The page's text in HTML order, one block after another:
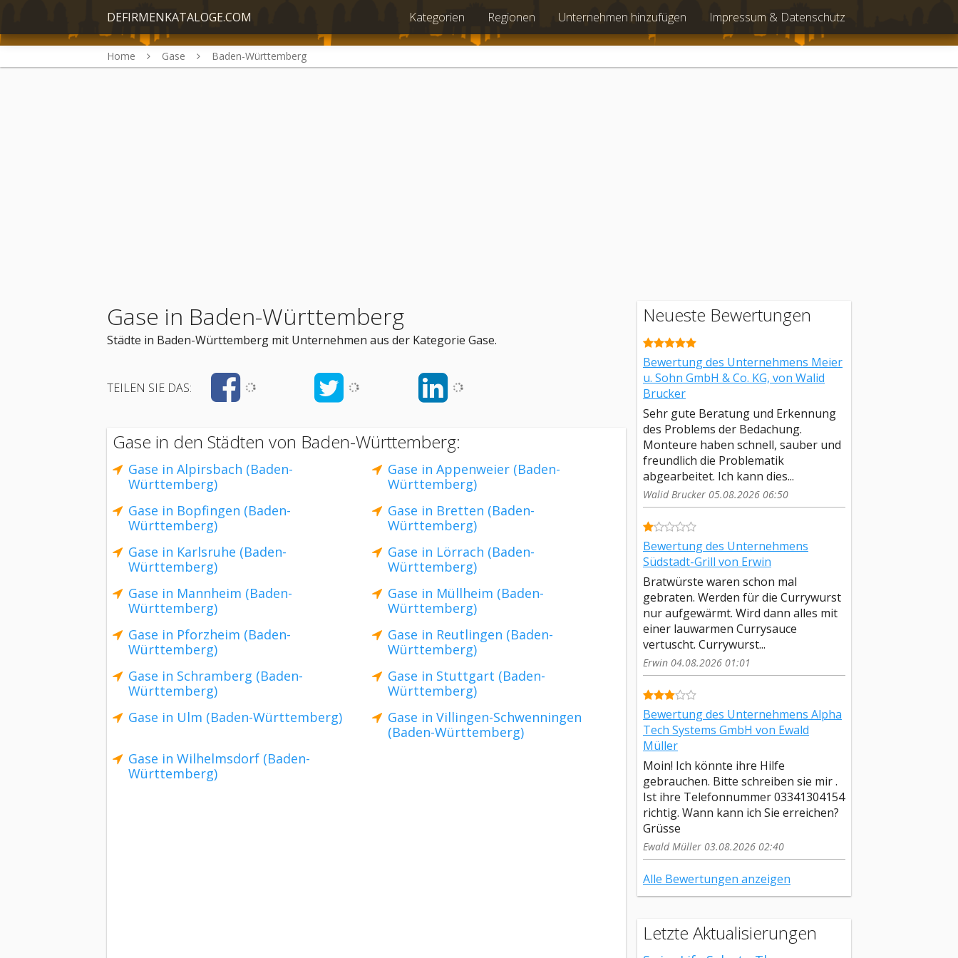
DEFIRMENKATALOGE.COM Kategorien Regionen Unternehmen hinzufügen Impressum & Datenschutz
Home Gase Baden-Württemberg
Gase in Baden-Württemberg
Städte in Baden-Württemberg mit Unternehmen aus der Kategorie Gase.
TEILEN SIE DAS:
Gase in den Städten von Baden-Württemberg:
Gase in Alpirsbach (Baden-
Württemberg)
Gase in Appenweier (Baden-
Württemberg)
Gase in Bopfingen (Baden-
Württemberg)
Gase in Bretten (Baden-
Württemberg)
Gase in Karlsruhe (Baden-
Württemberg)
Gase in Lörrach (Baden-
Württemberg)
Gase in Mannheim (Baden-
Württemberg)
Gase in Müllheim (Baden-
Württemberg)
Gase in Pforzheim (Baden-
Württemberg)
Gase in Reutlingen (Baden-
Württemberg)
Gase in Schramberg (Baden-
Württemberg)
Gase in Stuttgart (Baden-
Württemberg)
Gase in Ulm (Baden-Württemberg)
Gase in Villingen-Schwenningen
(Baden-Württemberg)
Gase in Wilhelmsdorf (Baden-
Württemberg)
Neueste Bewertungen
Bewertung des Unternehmens Meier
u. Sohn GmbH & Co. KG, von Walid
Brucker
Sehr gute Beratung und Erkennung
des Problems der Bedachung.
Monteure haben schnell, sauber und
freundlich die Problematik
abgearbeitet. Ich kann dies...
Walid Brucker 05.08.2026 06:50
Bewertung des Unternehmens
Südstadt-Grill von Erwin
Bratwürste waren schon mal
gebraten. Werden für die Currywurst
nur aufgewärmt. Wird dann alles mit
einer lauwarmen Currysauce
vertuscht. Currywurst...
Erwin 04.08.2026 01:01
Bewertung des Unternehmens Alpha
Tech Systems GmbH von Ewald
Müller
Moin! Ich könnte ihre Hilfe
gebrauchen. Bitte schreiben sie mir .
Ist ihre Telefonnummer 03341304154
richtig. Wann kann ich Sie erreichen?
Grüsse
Ewald Müller 03.08.2026 02:40
Alle Bewertungen anzeigen
Letzte Aktualisierungen